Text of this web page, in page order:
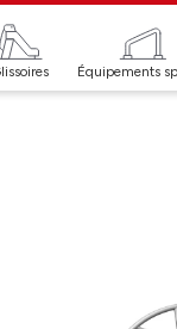
Équipements